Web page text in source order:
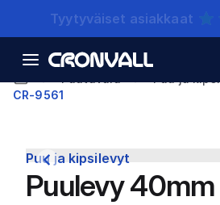
Nopeat
CR-9561
Puu ja kipsilevyt
Puulevy